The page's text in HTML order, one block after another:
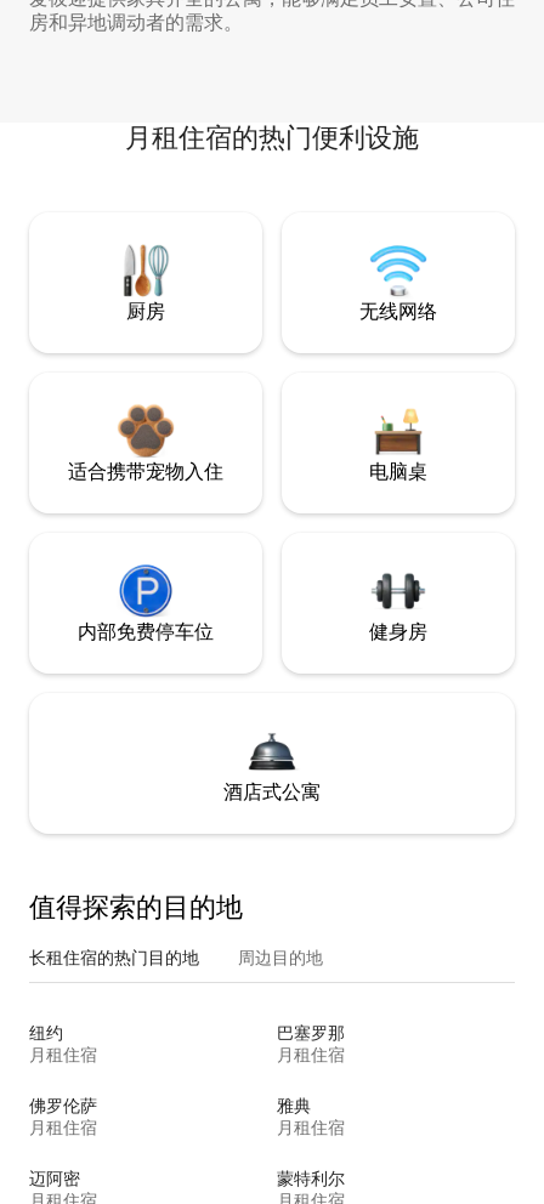
房和异地调动者的需求。
月租住宿的热门便利设施
厨房 无线网络
适合携带宠物入住 电脑桌
内部免费停车位 健身房
酒店式公寓
值得探索的目的地
长租住宿的热门目的地 周边目的地
纽约
月租住宿
巴塞罗那
月租住宿
佛罗伦萨
月租住宿
雅典
月租住宿
迈阿密
蒙特利尔